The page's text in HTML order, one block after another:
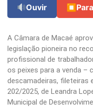
Ouvir ⏹
A Câmara de Macaé
legislação pioneira no
profissional de
os peixes para a venda –
descamadeiras, fileteiras
202/2025, de Leandra
Municipal de